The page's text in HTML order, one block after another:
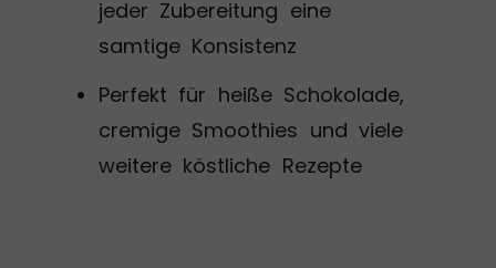
jeder Zubereitung eine
samtige Konsistenz
Perfekt für heiße Schokolade,
cremige Smoothies und viele
weitere köstliche Rezepte